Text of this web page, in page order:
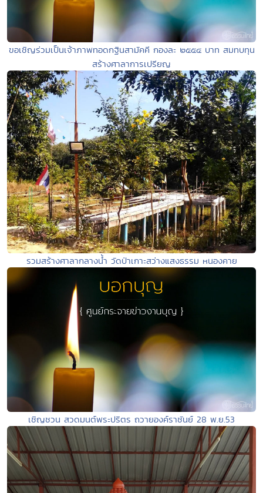
ขอเชิญร่วมเป็นเจ้าภาพทอดกฐินสามัคคี กองละ ๒๕๕๔ บาท สมทบทุน
สร้างศาลาการเปรียญ
รวมสร้างศาลากลางน้ำ วัดป่าเกาะสว่างแสงธรรม หนองคาย
เชิญชวน สวดมนต์พระปริตร ถวายองค์ราชันย์ 28 พ.ย.53